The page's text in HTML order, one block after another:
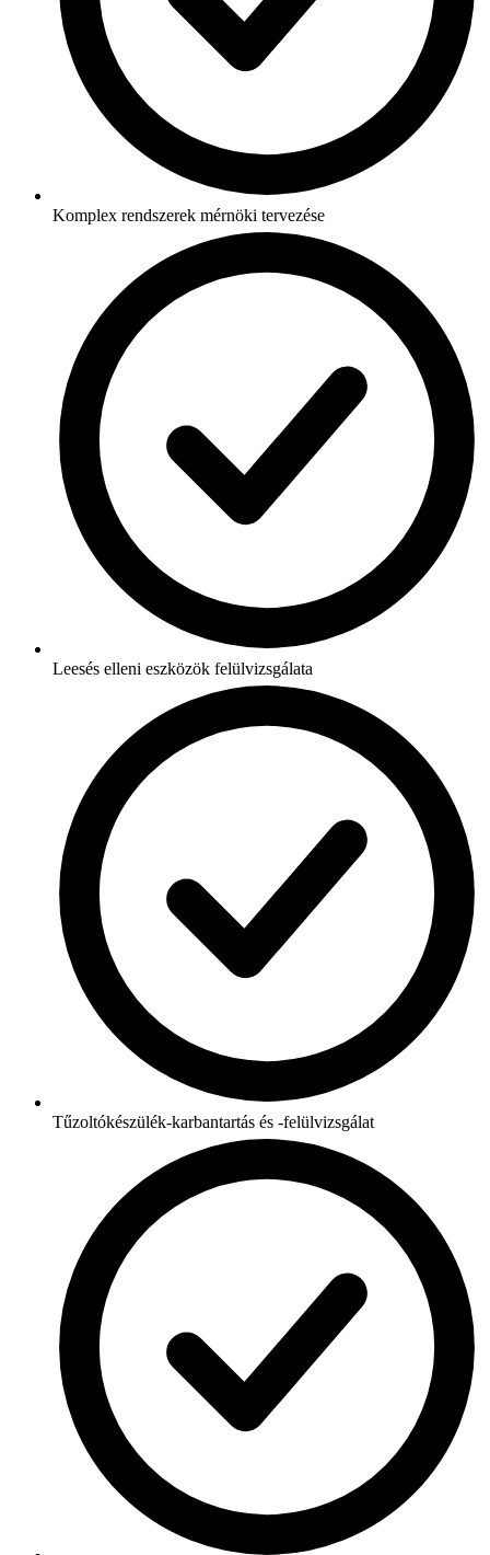
Komplex rendszerek mérnöki tervezése
Leesés elleni eszközök felülvizsgálata
Tűzoltókészülék-karbantartás és -felülvizsgálat